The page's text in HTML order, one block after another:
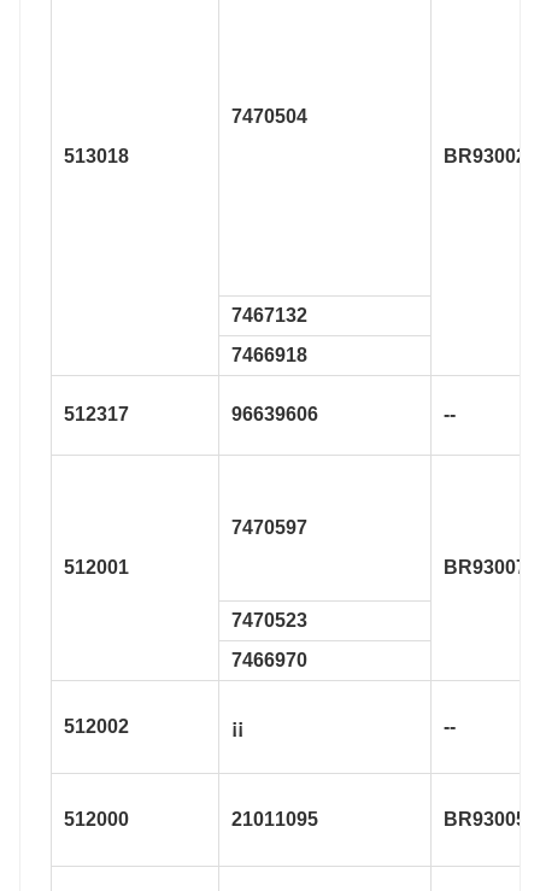
513018
7470504
BR930026
7467132
7466918
512317 96639606 --
512001
7470597
BR930070
7470523
7466970
512002 ¡¡ --
512000 21011095 BR930053